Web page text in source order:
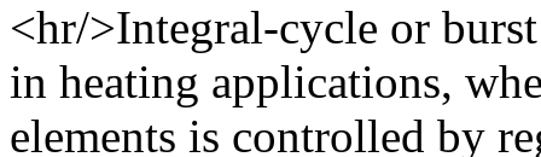
<hr/>Integral-cycle or
in heating applications,
elements is controlled by